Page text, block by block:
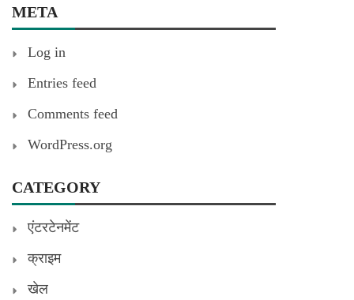
META
Log in
Entries feed
Comments feed
WordPress.org
CATEGORY
एंटरटेनमेंट
क्राइम
खेल